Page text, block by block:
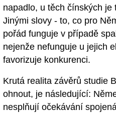
napadlo, u těch čínských je
Jinými slovy - to, co pro
pořád funguje v případě
nejenže nefunguje u jejich
favorizuje konkurenci.
Krutá realita závěrů studie
ohnout, je následující:
nesplňují očekávání